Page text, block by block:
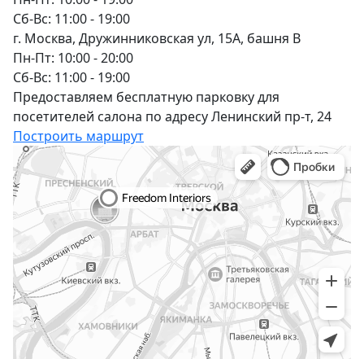
Сб-Вс: 11:00 - 19:00
г. Москва, Дружинниковская ул, 15А, башня В
Пн-Пт: 10:00 - 20:00
Сб-Вс: 11:00 - 19:00
Предоставляем бесплатную парковку для
посетителей салона по адресу Ленинский пр-т, 24
Построить маршрут